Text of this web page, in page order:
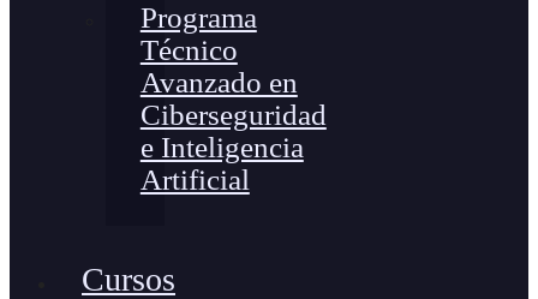
Programa
Técnico
Avanzado en
Ciberseguridad
e Inteligencia
Artificial
Cursos